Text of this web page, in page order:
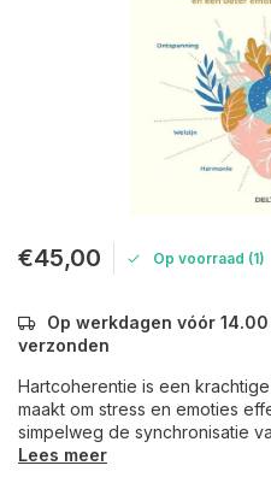
€45,00 Op voorraad (1)
Op werkdagen vóór
verzonden
Hartcoherentie is een
maakt om stress en emoties
simpelweg de synchronisatie
Lees meer